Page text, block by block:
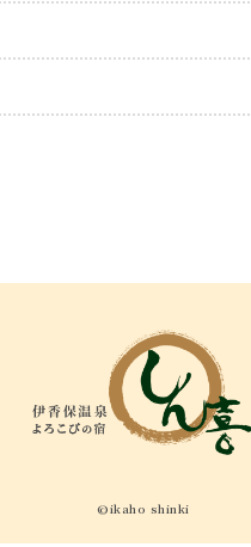
©ikaho shinki